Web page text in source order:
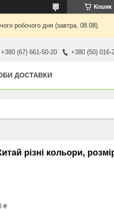
Кошик
робочого дня (завтра, 08.08).
+380 (67) 661-50-20 +380 (50) 016-
ДОСТАВКИ
різні кольори,
₴